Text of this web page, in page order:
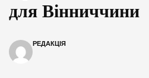
для Вінниччини
РЕДАКЦІЯ